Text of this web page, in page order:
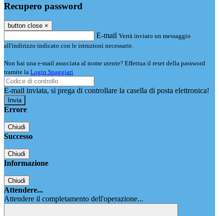
Recupero password
button close ×
E-mail Verrà inviato un messaggio
all'indirizzo indicato con le istruzioni necessarie.
Non hai una e-mail associata al nome utente? Effettua il reset della password
tramite la Login Spaggiari
E-mail inviata, si prega di controllare la casella di posta elettronica!
Errore
Chiudi
Successo
Chiudi
Informazione
Chiudi
Attendere...
Attendere il completamento dell'operazione...